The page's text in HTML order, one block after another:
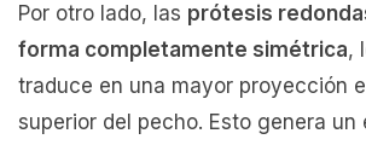
Por otro lado, las prótesis
forma completamente simétrica,
traduce en una mayor proyección
superior del pecho. Esto genera un